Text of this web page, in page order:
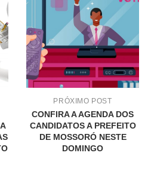
PRÓXIMO POST
CONFIRA A AGENDA DOS
CANDIDATOS A PREFEITO
DE MOSSORÓ NESTE
DOMINGO